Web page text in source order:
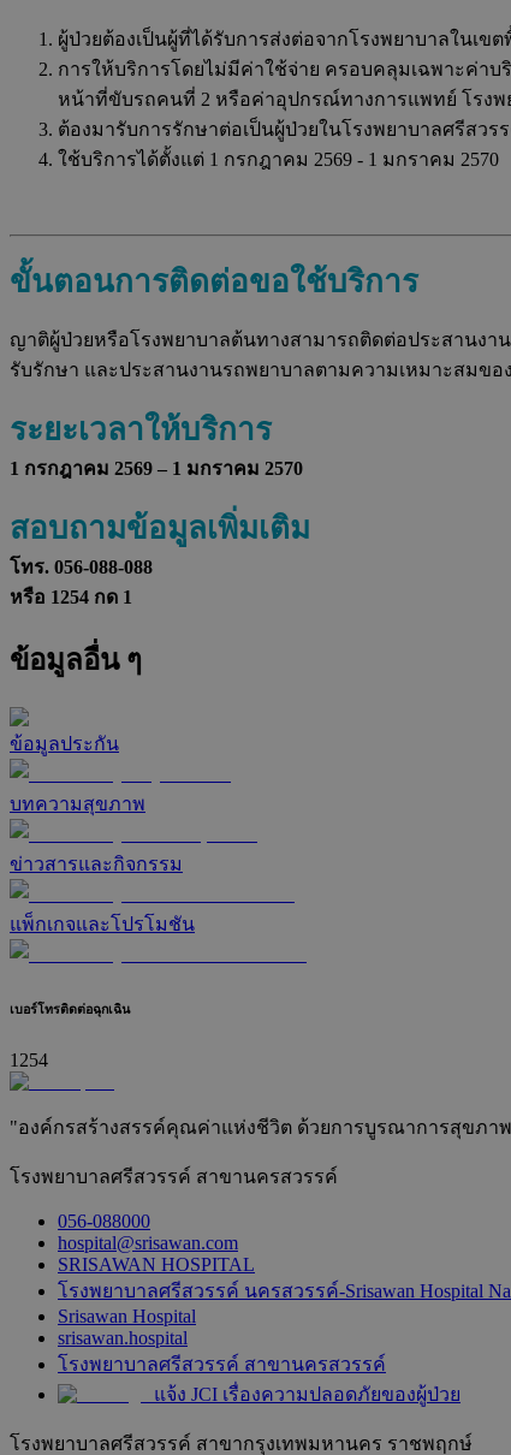
ผู้ป่วยต้องเป็นผู้ที่ได้รับการส่งต่อจากโรงพยาบาลในเ
การให้บริการโดยไม่มีค่าใช้จ่าย ครอบคลุมเฉพาะค่า
หน้าที่ขับรถคนที่ 2 หรือค่าอุปกรณ์ทางการแพทย์ โรงพ
ต้องมารับการรักษาต่อเป็นผู้ป่วยในโรงพยาบาลศรีสวร
ใช้บริการได้ตั้งแต่ 1 กรกฎาคม 2569 - 1 มกราคม 2570
ขั้นตอนการติดต่อขอใช้บริการ
ญาติผู้ป่วยหรือโรงพยาบาลต้นทางสามารถติดต่อประสานงา
รับรักษา และประสานงานรถพยาบาลตามความเหมาะสมขอ
ระยะเวลาให้บริการ
1 กรกฎาคม 2569 – 1 มกราคม 2570
สอบถามข้อมูลเพิ่มเติม
โทร. 056-088-088
หรือ 1254 กด 1
ข้อมูลอื่น ๆ
ข้อมูลประกัน
บทความสุขภาพ
ข่าวสารและกิจกรรม
แพ็กเกจและโปรโมชัน
เบอร์โทรติดต่อฉุกเฉิน
1254
"องค์กรสร้างสรรค์คุณค่าแห่งชีวิต ด้วยการบูรณาการสุขภาพอ
โรงพยาบาลศรีสวรรค์ สาขานครสวรรค์
056-088000
hospital@srisawan.com
SRISAWAN HOSPITAL
โรงพยาบาลศรีสวรรค์ นครสวรรค์-Srisawan Hospital
Srisawan Hospital
srisawan.hospital
โรงพยาบาลศรีสวรรค์ สาขานครสวรรค์
แจ้ง JCI เรื่องความปลอดภัยของผู้ป่วย
โรงพยาบาลศรีสวรรค์ สาขากรุงเทพมหานคร ราชพฤกษ์